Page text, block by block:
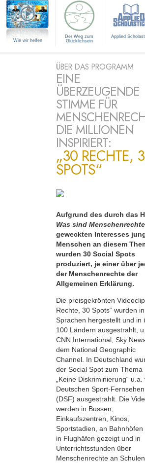
Wie wir helfen
Der Weg zum
Glücklichsein
Applied
ÜBER DAS PROGRAMM
EINE
ÜBERZEUGENDE
STIMME FÜR
DIE MILLIONEN
INSPIRIERT:
„30 RECHTE,
SPOTS“
Aufgrund des durch das
Was sind
geweckten Interesses
Menschen an diesem
wurden 30 Social Spots
produziert, je einer über
der Menschenrechte der
Allgemeinen Erklärung.
Die preisgekrönten
Rechte, 30 Spots“ wurden
Sprachen hergestellt und in
100 Ländern ausgestrahlt,
CNN International, Sky
dem National Geographic
Channel. In Deutschland
der Social Spot zum Thema
„Keine Diskriminierung“ u.a.
Deutschen Sport-Fernsehen
(DSF) ausgestrahlt. Die
werden in Bussen,
Einkaufszentren, Kinos,
Sportstadien, an Bahnhöfen
in Flughäfen gezeigt und in
Unterrichtsstunden über
Menschenrechte an